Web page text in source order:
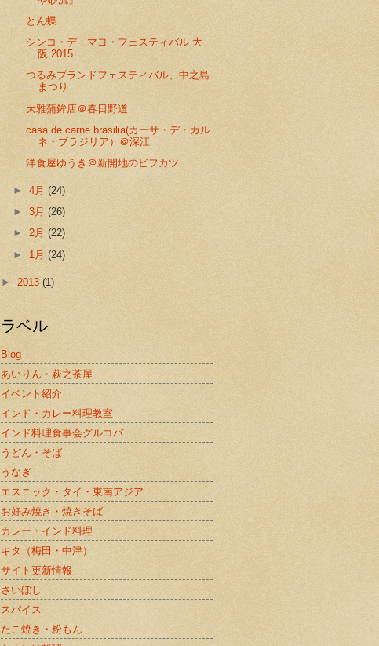
とん蝶
シンコ・デ・マヨ・フェスティバル 大
阪 2015
つるみブランドフェスティバル、中之島
まつり
大雅蒲鉾店＠春日野道
casa de carne brasilia(カーサ・デ・カル
ネ・ブラジリア）＠深江
洋食屋ゆうき＠新開地のビフカツ
►4月(24)
►3月(26)
►2月(22)
► 1月(24)
► 2013 (1)
ラベル
Blog
あいりん・萩之茶屋
イベント紹介
インド・カレー料理教室
インド料理食事会グルコバ
うどん・そば
うなぎ
エスニック・タイ・東南アジア
お好み焼き・焼きそば
カレー・インド料理
キタ（梅田・中津）
サイト更新情報
さいぼし
スパイス
たこ焼き・粉もん